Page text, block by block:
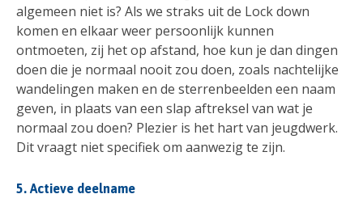
algemeen niet is? Als we straks uit de Lock down
komen en elkaar weer persoonlijk kunnen
ontmoeten, zij het op afstand, hoe kun je dan dingen
doen die je normaal nooit zou doen, zoals nachtelijke
wandelingen maken en de sterrenbeelden een naam
geven, in plaats van een slap aftreksel van wat je
normaal zou doen? Plezier is het hart van jeugdwerk.
Dit vraagt niet specifiek om aanwezig te zijn.
5. Actieve deelname